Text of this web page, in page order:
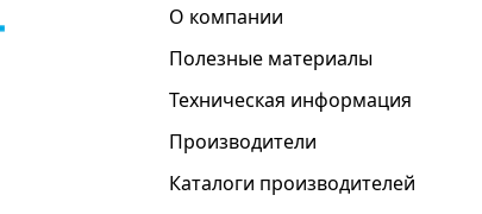
О компании
Полезные материалы
Техническая информация
Производители
Каталоги производителей